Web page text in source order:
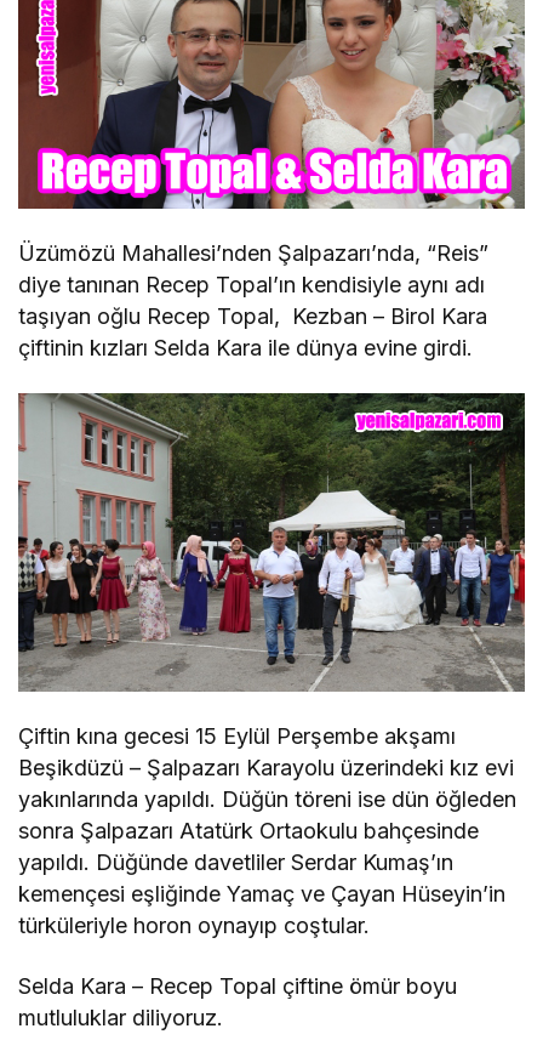
Üzümözü Mahallesi’nden Şalpazarı’nda, “Reis”
diye tanınan Recep Topal’ın kendisiyle aynı adı
taşıyan oğlu Recep Topal, Kezban – Birol Kara
çiftinin kızları Selda Kara ile dünya evine girdi.
Çiftin kına gecesi 15 Eylül Perşembe akşamı
Beşikdüzü – Şalpazarı Karayolu üzerindeki kız evi
yakınlarında yapıldı. Düğün töreni ise dün öğleden
sonra Şalpazarı Atatürk Ortaokulu bahçesinde
yapıldı. Düğünde davetliler Serdar Kumaş’ın
kemençesi eşliğinde Yamaç ve Çayan Hüseyin’in
türküleriyle horon oynayıp coştular.
Selda Kara – Recep Topal çiftine ömür boyu
mutluluklar diliyoruz.